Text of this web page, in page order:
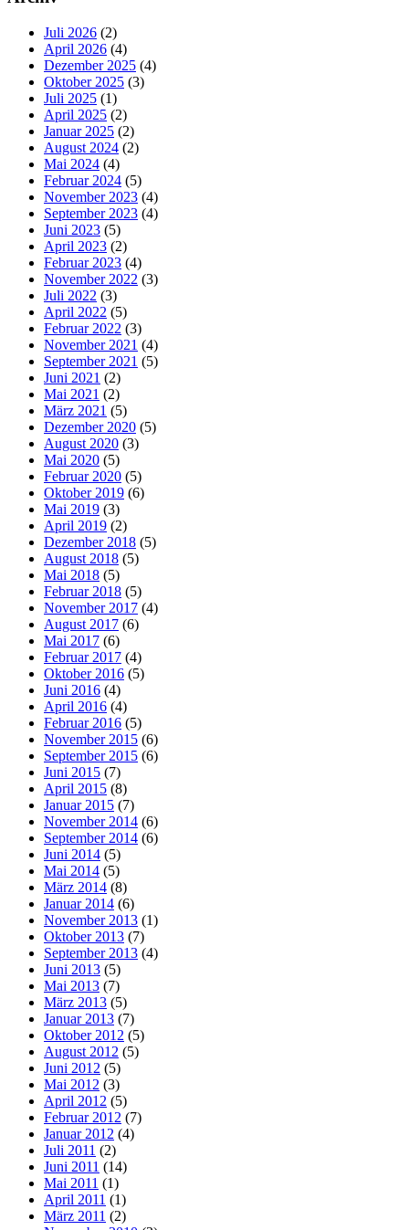
Juli 2026 (2)
April 2026 (4)
Dezember 2025 (4)
Oktober 2025 (3)
Juli 2025 (1)
April 2025 (2)
Januar 2025 (2)
August 2024 (2)
Mai 2024 (4)
Februar 2024 (5)
November 2023 (4)
September 2023 (4)
Juni 2023 (5)
April 2023 (2)
Februar 2023 (4)
November 2022 (3)
Juli 2022 (3)
April 2022 (5)
Februar 2022 (3)
November 2021 (4)
September 2021 (5)
Juni 2021 (2)
Mai 2021 (2)
März 2021 (5)
Dezember 2020 (5)
August 2020 (3)
Mai 2020 (5)
Februar 2020 (5)
Oktober 2019 (6)
Mai 2019 (3)
April 2019 (2)
Dezember 2018 (5)
August 2018 (5)
Mai 2018 (5)
Februar 2018 (5)
November 2017 (4)
August 2017 (6)
Mai 2017 (6)
Februar 2017 (4)
Oktober 2016 (5)
Juni 2016 (4)
April 2016 (4)
Februar 2016 (5)
November 2015 (6)
September 2015 (6)
Juni 2015 (7)
April 2015 (8)
Januar 2015 (7)
November 2014 (6)
September 2014 (6)
Juni 2014 (5)
Mai 2014 (5)
März 2014 (8)
Januar 2014 (6)
November 2013 (1)
Oktober 2013 (7)
September 2013 (4)
Juni 2013 (5)
Mai 2013 (7)
März 2013 (5)
Januar 2013 (7)
Oktober 2012 (5)
August 2012 (5)
Juni 2012 (5)
Mai 2012 (3)
April 2012 (5)
Februar 2012 (7)
Januar 2012 (4)
Juli 2011 (2)
Juni 2011 (14)
Mai 2011 (1)
April 2011 (1)
März 2011 (2)